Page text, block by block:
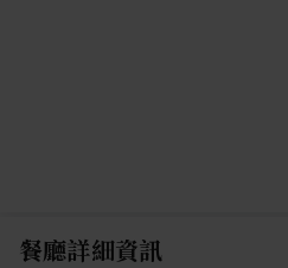
餐廳詳細資訊